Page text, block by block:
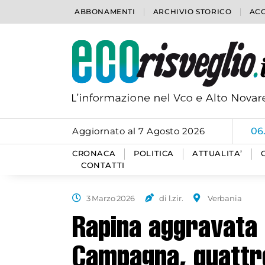
ABBONAMENTI ARCHIVIO STORICO
Aggiornato al 7 Agosto 2026
CRONACA POLITICA ATTUALITA’
CONTATTI
3 Marzo 2026 di l.zir. Verbania
Rapina